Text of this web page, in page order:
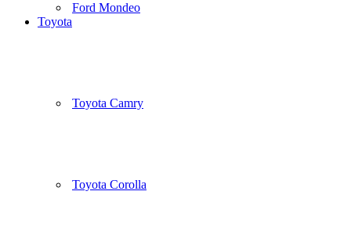
Ford Mondeo
Toyota
Toyota Camry
Toyota Corolla